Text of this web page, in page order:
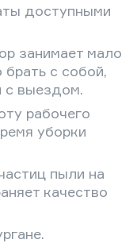
доступными
занимает мало
с собой,
с выездом.
рабочего
уборки
пыли на
качество